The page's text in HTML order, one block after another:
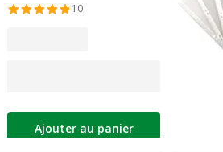
10
Ajouter au panier